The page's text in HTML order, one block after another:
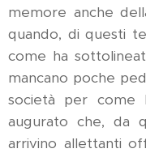
memore anche
quando, di questi
come ha
mancano poche
società per come
augurato che, da
arrivino allettanti